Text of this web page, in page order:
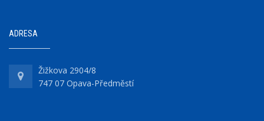
ADRESA
Žižkova 2904/8
747 07 Opava-Předměstí